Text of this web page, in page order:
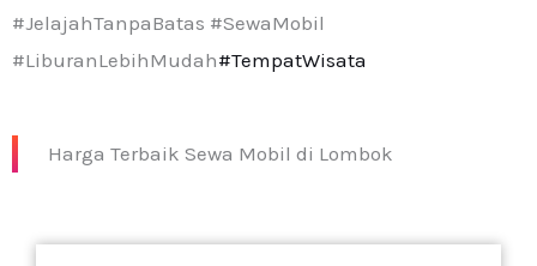
#JelajahTanpaBatas #SewaMobil
#LiburanLebihMudah#TempatWisata
Harga Terbaik Sewa Mobil di Lombok